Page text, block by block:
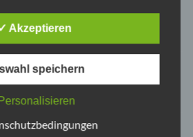
7. August 2025
31. Juli 2025
Timo Kühn 7. Juli 2025
2025
um einen möglichst
der über diese Internetseite
Daten
können Internetbasierte
grundsätzlich
werden kann. Aus diesem
betroffenen Person frei,
Daten auch auf alternativen
Akzeptieren
speichern
Personalisieren